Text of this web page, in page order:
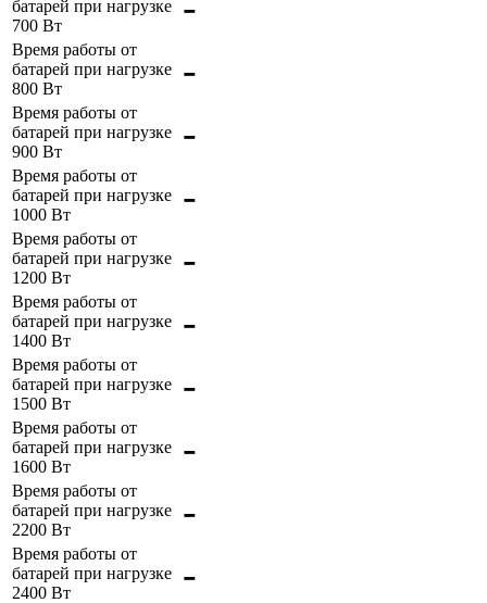
батарей при нагрузке
700 Вт
Время работы от
батарей при нагрузке
800 Вт
-
Время работы от
батарей при нагрузке
900 Вт
-
Время работы от
батарей при нагрузке
1000 Вт
-
Время работы от
батарей при нагрузке
1200 Вт
-
Время работы от
батарей при нагрузке
1400 Вт
-
Время работы от
батарей при нагрузке
1500 Вт
-
Время работы от
батарей при нагрузке
1600 Вт
-
Время работы от
батарей при нагрузке
2200 Вт
-
Время работы от
батарей при нагрузке
2400 Вт
-